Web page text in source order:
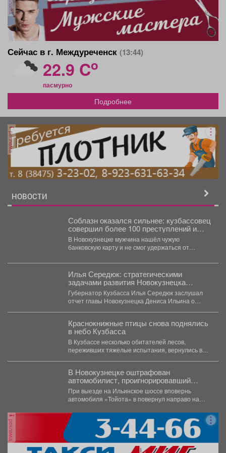
Сейчас в г. Междуреченск (13:44)
22.9 Co
пасмурно
Подробнее
реклама
НОВОСТИ
Соблазн оказался сильнее: кузбассовец
совершил более 100 преступлений и
попался
В Новокузнецке мужчина нашёл чужую
банковскую карту и не смог удержаться от
Илья Середюк: стратегическими
задачами развития Новокузнецка
должны стать жилищное строительство,
комфорт и безопасность горожан
Губернатор Кузбасса Илья Середюк заслушал
отчет главы Новокузнецка Дениса Ильина о
Краснокнижные птицы снова поднялись
в небо Кузбасса
В Кузбассе несколько обитателей лесов,
переживших тяжелые испытания, вернулись в
В Новокузнецке оштрафован
автомобилист, проигнорировавший
запрещающий сигнал светофора
При выезде на Ильинское шоссе вповернь
автомобиля «Тойота» в повернул направо на
реклама